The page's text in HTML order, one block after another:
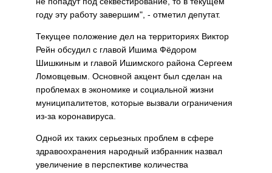
году эту работу завершим", - отметил депутат.
Текущее положение дел на территориях Виктор
Рейн обсудил с главой Ишима Фёдором
Шишкиным и главой Ишимского района Сергеем
Ломовцевым. Основной акцент был сделан на
проблемах в экономике и социальной жизни
муниципалитетов, которые вызвали ограничения
из-за коронавируса.
Одной их таких серьезных проблем в сфере
здравоохранения народный избранник назвал
увеличение в перспективе количества